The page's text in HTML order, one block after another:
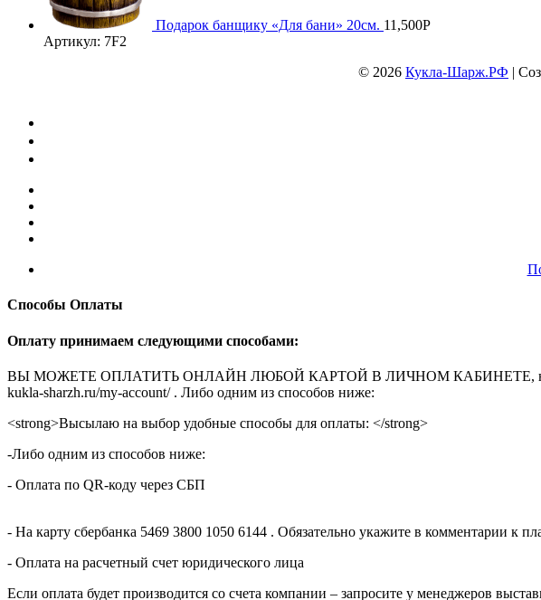
Подарок банщику «Для бани» 20см. 11,500Р
Артикул: 7F2
© 2026 Кукла-Шарж.РФ |
Способы Оплаты
Оплату принимаем следующими способами:
ВЫ МОЖЕТЕ ОПЛАТИТЬ ОНЛАЙН ЛЮБОЙ КАРТОЙ В ЛИЧНОМ КАБИНЕТЕ, нажав
kukla-sharzh.ru/my-account/ . Либо одним из способов ниже:
<strong>Высылаю на выбор удобные способы для оплаты: </strong>
-Либо одним из способов ниже:
- Оплата по QR-коду через СБП
- На карту сбербанка 5469 3800 1050 6144 . Обязательно укажите в комментарии к
- Оплата на расчетный счет юридического лица
Если оплата будет производится со счета компании – запросите у менеджеров